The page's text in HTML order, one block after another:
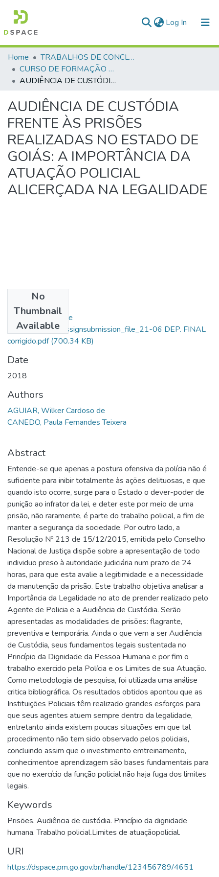
Log In (current)
Communities & Collections
All of DSpace
Home
TRABALHOS DE CONCLUSÃO DE CURSO - CFP (CURSO DE FORMAÇÃO DE PRAÇAS)
CURSO DE FORMAÇÃO DE PRAÇAS - CFP - 2018
AUDIÊNCIA DE CUSTÓDIA FRENTE ÀS PRISÕES REALIZADAS NO ESTADO DE GOIÁS: A IMPORTÂNCIA DA ATUAÇÃO POLICIAL ALICERÇADA NA LEGALIDADE
AUDIÊNCIA DE CUSTÓDIA
FRENTE ÀS PRISÕES
REALIZADAS NO ESTADO DE
GOIÁS: A IMPORTÂNCIA DA
ATUAÇÃO POLICIAL
ALICERÇADA NA LEGALIDADE
No
Thumbnail
Available
Wilker Cardoso De
Aguiar_10276_assignsubmission_file_21-06 DEP. FINAL
corrigido.pdf(700.34 KB)
Date
2018
Authors
AGUIAR, Wilker Cardoso de
CANEDO, Paula Fernandes Teixera
Abstract
Entende-se que apenas a postura ofensiva da polícia não é
suficiente para inibir totalmente às ações delituosas, e que
quando isto ocorre, surge para o Estado o dever-poder de
punição ao infrator da lei, e deter este por meio de uma
prisão, não raramente, é parte do trabalho policial, a fim de
manter a segurança da sociedade. Por outro lado, a
Resolução Nº 213 de 15/12/2015, emitida pelo Conselho
Nacional de Justiça dispõe sobre a apresentação de todo
individuo preso à autoridade judiciária num prazo de 24
horas, para que esta avalie a legitimidade e a necessidade
da manutenção da prisão. Este trabalho objetiva analisar a
Importância da Legalidade no ato de prender realizado pelo
Agente de Policia e a Audiência de Custódia. Serão
apresentadas as modalidades de prisões: flagrante,
preventiva e temporária. Ainda o que vem a ser Audiência
de Custódia, seus fundamentos legais sustentada no
Princípio da Dignidade da Pessoa Humana e por fim o
trabalho exercido pela Polícia e os Limites de sua Atuação.
Como metodologia de pesquisa, foi utilizada uma análise
critica bibliográfica. Os resultados obtidos apontou que as
Instituições Policiais têm realizado grandes esforços para
que seus agentes atuem sempre dentro da legalidade,
entretanto ainda existem poucas situações em que tal
procedimento não tem sido observado pelos policiais,
concluindo assim que o investimento emtreinamento,
conhecimentoe aprendizagem são bases fundamentais para
que no exercício da função policial não haja fuga dos limites
legais.
Keywords
Prisões. Audiência de custódia. Princípio da dignidade
humana. Trabalho policial.Limites de atuaçãopolicial.
URI
https://dspace.pm.go.gov.br/handle/123456789/4651